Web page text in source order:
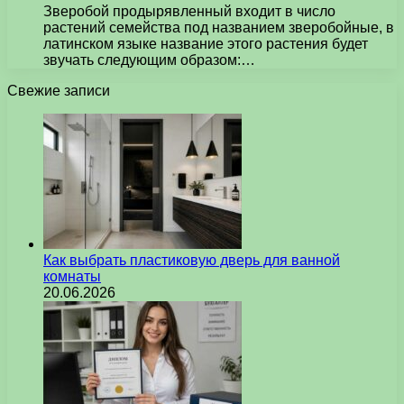
Зверобой продырявленный входит в число
растений семейства под названием зверобойные, в
латинском языке название этого растения будет
звучать следующим образом:…
Свежие записи
Как выбрать пластиковую дверь для ванной
комнаты
20.06.2026